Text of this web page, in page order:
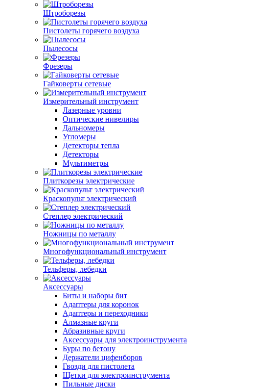
Штроборезы
Пистолеты горячего воздуха
Пылесосы
Фрезеры
Гайковерты сетевые
Измерительный инструмент
Лазерные уровни
Оптические нивелиры
Дальномеры
Угломеры
Детекторы тепла
Детекторы
Мультиметры
Плиткорезы электрические
Краскопульт электрический
Степлер электрический
Ножницы по металлу
Многофункциональный инструмент
Тельферы, лебедки
Аксессуары
Биты и наборы бит
Адаптеры для коронок
Адаптеры и переходники
Алмазные круги
Абразивные круги
Аксессуары для электроинструмента
Буры по бетону
Держатели цифенборов
Гвозди для пистолета
Щетки для электроинструмента
Пильные диски